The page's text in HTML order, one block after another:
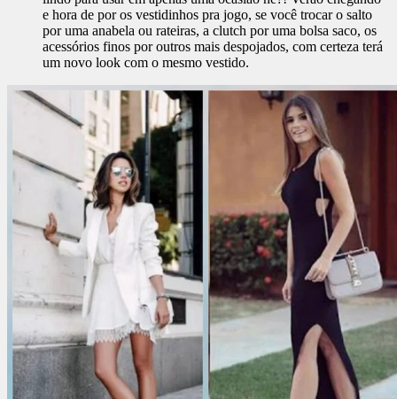
e hora de por os vestidinhos pra jogo, se você trocar o salto
por uma anabela ou rateiras, a clutch por uma bolsa saco, os
acessórios finos por outros mais despojados, com certeza terá
um novo look com o mesmo vestido.